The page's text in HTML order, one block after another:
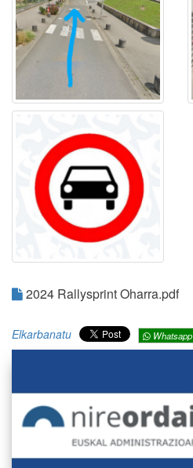
2024 Rallysprint Oharra.pdf
Elkarbanatu Whatsapp